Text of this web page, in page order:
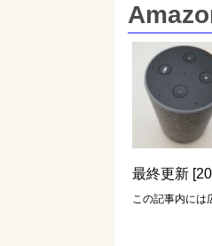
最終更新
この記事内には